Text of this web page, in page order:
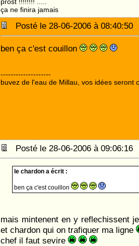
ça ne finira jamais
Posté le 28-06-2006 à
ben ça c'est couillon
--------------------
buvez de l'eau de Millau, vos idées seront
Posté le 28-06-2006 à
le chardon a écrit :
ben ça c'est couillon
mais mintenent en y reflechissent
et chardon qui on trafiquer ma ligne
chef il faut sevire